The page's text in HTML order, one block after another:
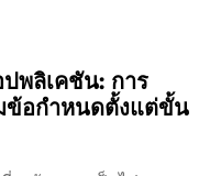
พลิเคชัน: การ
ข้อกำหนดตั้งแต่ขั้น